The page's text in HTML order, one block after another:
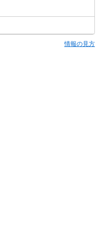
情報の見方